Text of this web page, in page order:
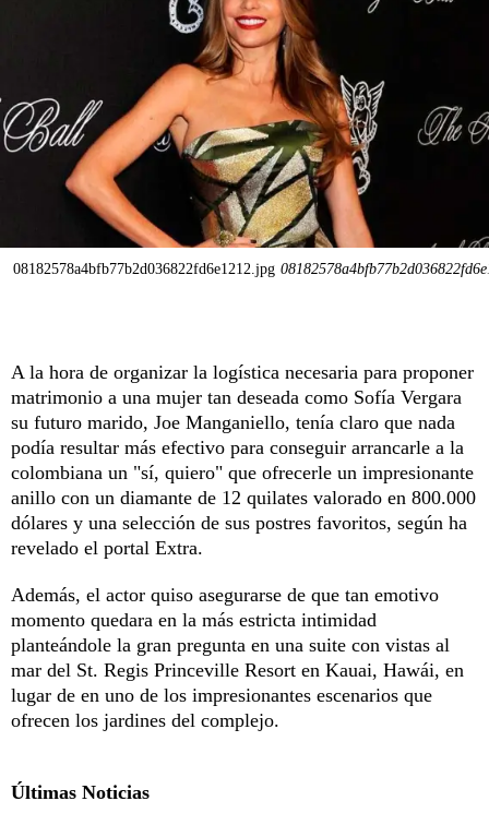
08182578a4bfb77b2d036822fd6e1212.jpg
A la hora de organizar la logística necesaria para proponer
matrimonio a una mujer tan deseada como Sofía Vergara
su futuro marido, Joe Manganiello, tenía claro que nada
podía resultar más efectivo para conseguir arrancarle a la
colombiana un "sí, quiero" que ofrecerle un impresionante
anillo con un diamante de 12 quilates valorado en 800.000
dólares y una selección de sus postres favoritos, según ha
revelado el portal Extra.
Además, el actor quiso asegurarse de que tan emotivo
momento quedara en la más estricta intimidad
planteándole la gran pregunta en una suite con vistas al
mar del St. Regis Princeville Resort en Kauai, Hawái, en
lugar de en uno de los impresionantes escenarios que
ofrecen los jardines del complejo.
Últimas Noticias